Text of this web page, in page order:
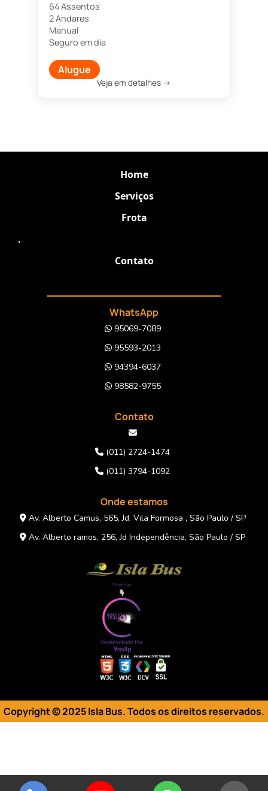
64 Assentos
2 Andares
Manual
Seguro em dia
Alugue
Veja em detalhes →
Home
Serviços
Frota
.
Contato
WhatsApp
95069-7089
95593-2013
94394-6037
98582-9755
Contato
(011) 2724-1474
(011) 3794-1092
Onde estamos
Av. Alberto Camus, 565, Jd. Vila Formosa , São Paulo / SP
Av. Alberto ramos, 256, Jd Independência, São Paulo / SP
Copyright © 2025 Isla Bus. Todos os direitos reservados.